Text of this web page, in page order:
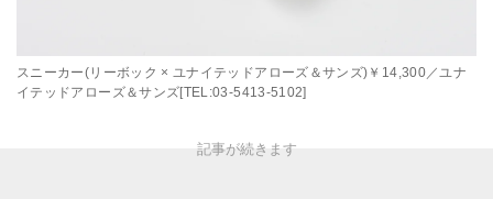
スニーカー(リーボック × ユナイテッドアローズ＆サンズ)￥14,300／ユナ
イテッドアローズ＆サンズ[TEL:03-5413-5102]